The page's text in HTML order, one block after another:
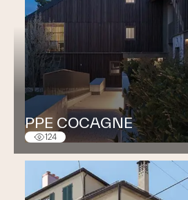
PPE COCAGNE
124